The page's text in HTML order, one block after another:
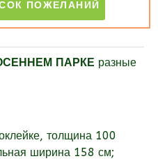
ПАРКЕ разные
толщина 100
ширина 158 см;